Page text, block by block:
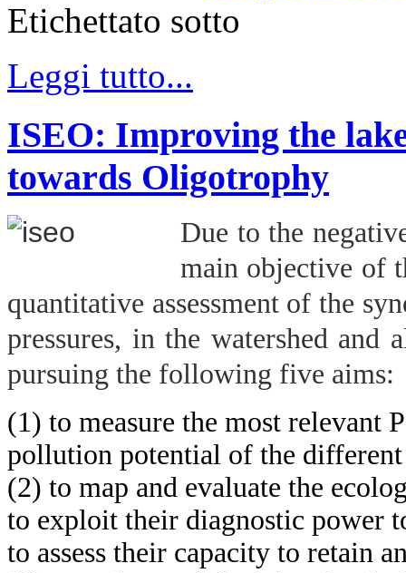
Etichettato sotto
Leggi tutto...
ISEO: Improving the
towards Oligotrophy
Due to the
main objective of
quantitative assessment of the
pressures, in the watershed and
pursuing the following five aims:
(1) to measure the most relevant
pollution potential of the
(2) to map and evaluate the
to exploit their diagnostic power
to assess their capacity to retain